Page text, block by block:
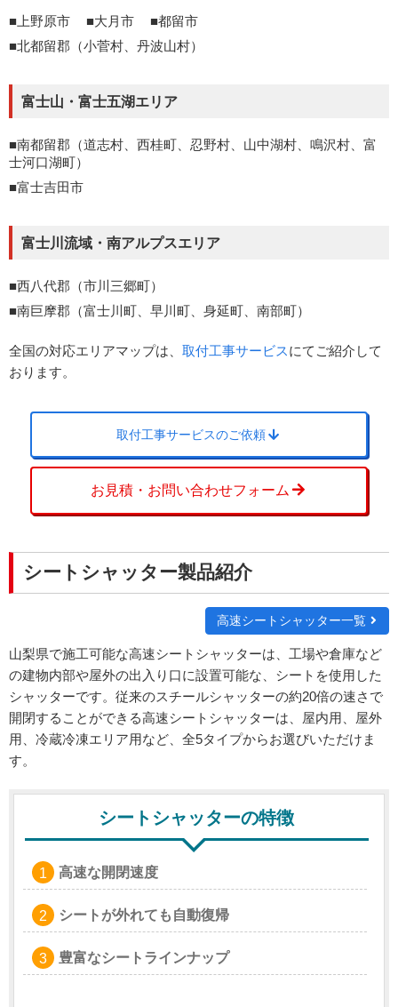
上野原市 大月市
都留市
北都留郡（小菅村、丹波山村）
富士山・富士五湖エリア
南都留郡（道志村、西桂町、忍野村、山中湖村、鳴沢村、富
士河口湖町）
富士吉田市
富士川流域・南アルプスエリア
西八代郡（市川三郷町）
南巨摩郡（富士川町、早川町、身延町、南部町）
全国の対応エリアマップは、 取付工事サービスにてご紹介して
おります。
取付工事サービスのご依頼
お見積・お問い合わせフォーム
シートシャッター製品紹介
高速シートシャッター一覧
山梨県で施工可能な高速シートシャッターは、工場や倉庫など
の建物内部や屋外の出入り口に設置可能な、シートを使用した
シャッターです。従来のスチールシャッターの約20倍の速さで
開閉することができる高速シートシャッターは、屋内用、屋外
用、冷蔵冷凍エリア用など、全5タイプからお選びいただけま
す。
シートシャッターの特徴
高速な開閉速度
シートが外れても自動復帰
豊富なシートラインナップ